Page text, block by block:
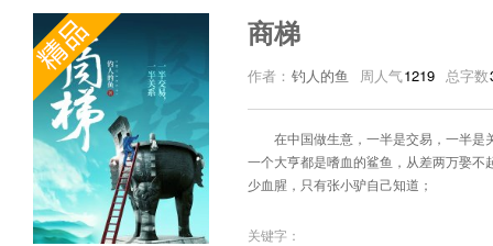
商梯
作者： 钓人的鱼 周人气1219 总字数
在中国做生意，一半是交易，一半是
一个大亨都是嗜血的鲨鱼，从差两万娶
少血腥，只有张小驴自己知道；
关键字：